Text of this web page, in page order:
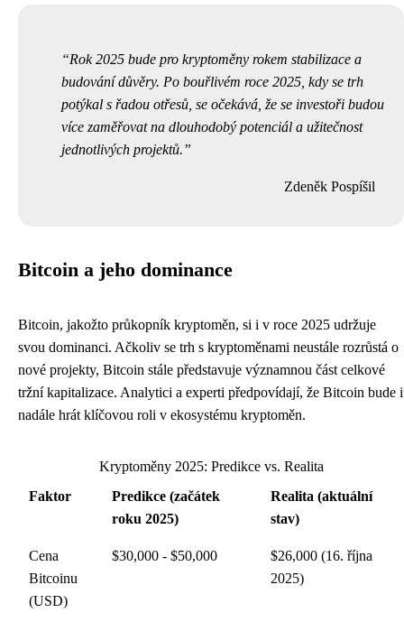
Rok 2025 bude pro kryptoměny rokem stabilizace a
budování důvěry. Po bouřlivém roce 2025, kdy se trh
potýkal s řadou otřesů, se očekává, že se investoři budou
více zaměřovat na dlouhodobý potenciál a užitečnost
jednotlivých projektů.
Zdeněk Pospíšil
Bitcoin a jeho dominance
Bitcoin, jakožto průkopník kryptoměn, si i v roce 2025 udržuje
svou dominanci. Ačkoliv se trh s kryptoměnami neustále rozrůstá o
nové projekty, Bitcoin stále představuje významnou část celkové
tržní kapitalizace. Analytici a experti předpovídají, že Bitcoin bude i
nadále hrát klíčovou roli v ekosystému kryptoměn.
Kryptoměny 2025: Predikce vs. Realita
Faktor
Predikce (začátek
roku 2025)
Realita (aktuální
stav)
Cena
Bitcoinu
(USD)
$30,000 - $50,000
$26,000 (16. října
2025)